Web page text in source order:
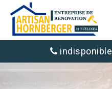
indisponible